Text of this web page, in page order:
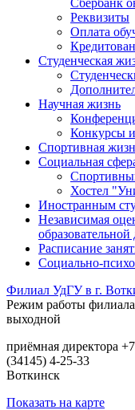
Сбербанк
Реквизиты
Оплата
Студенческая
Научная жизнь
Конкурсы
Спортивная
Социальная
Хостел
Иностранным
Независимая
образовательной
Расписание
Социально-
Филиал УдГУ в г.
Режим работы
выходной
приёмная директора
(34145) 4-25-33
Воткинск
Показать на карте